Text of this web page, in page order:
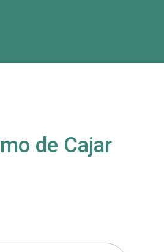
de Cajar